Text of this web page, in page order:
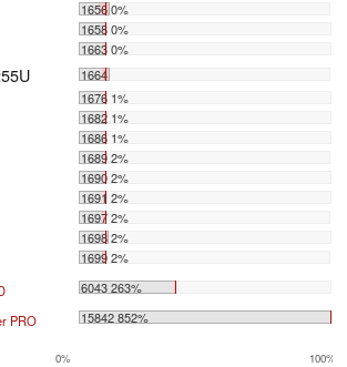
1656 0%
1658 0%
1663 0%
1664
1676 1%
1682 1%
1686 1%
1689 2%
1690 2%
1691 2%
1697 2%
1698 2%
1699 2%
6043 263%
PRO
15842 852%
0% 100%